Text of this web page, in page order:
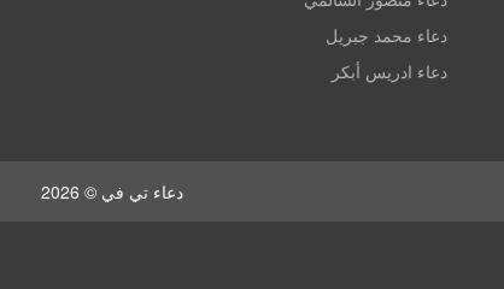
دعاء محمد جبريل
دعاء ادريس أبكر
دعاء تي في © 2026